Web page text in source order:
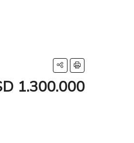
1.300.000